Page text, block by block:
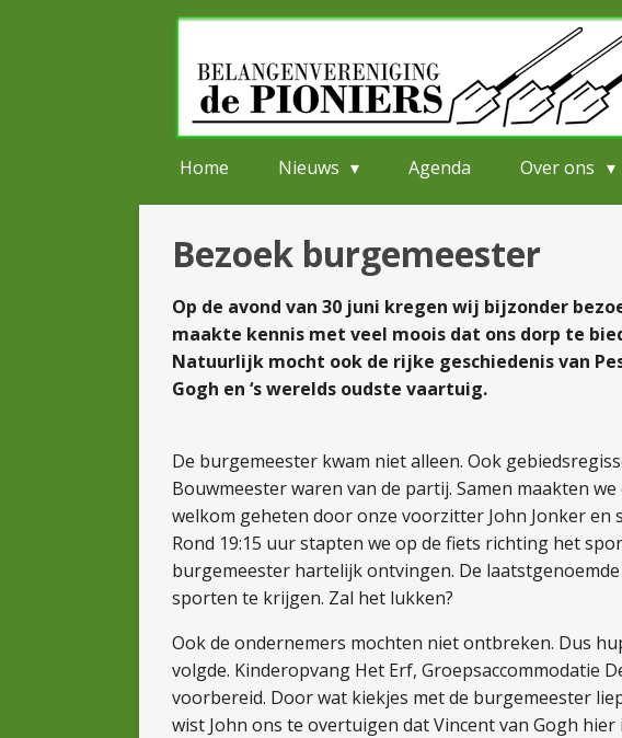
Home Nieuws Agenda Over ons
Bezoek burgemeester
Op de avond van 30 juni kregen wij bijzonder
maakte kennis met veel moois dat ons dorp te
Natuurlijk mocht ook de rijke geschiedenis van
Gogh en ‘s werelds oudste vaartuig.
De burgemeester kwam niet alleen. Ook
Bouwmeester waren van de partij. Samen maakten
welkom geheten door onze voorzitter John Jonker
Rond 19:15 uur stapten we op de fiets richting het
burgemeester hartelijk ontvingen. De
sporten te krijgen. Zal het lukken?
Ook de ondernemers mochten niet ontbreken. Dus
volgde. Kinderopvang Het Erf, Groepsaccommodatie
voorbereid. Door wat kiekjes met de burgemeester
wist John ons te overtuigen dat Vincent van Gogh hier